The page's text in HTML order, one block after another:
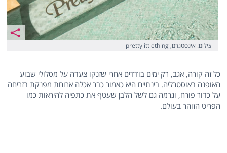
צילום: אינסטגרם, prettylittlething
כל זה קורה, אגב, רק ימים בודדים אחרי שזנקו צעדה על מסלולי שבוע
האופנה באוסטרליה. בינתיים היא כאמור כבר אכלה ארוחת מפנקת בזריחה
על כדור פורח, וגרמה גם לשל הלבן שעטף את כתפיה להיראות כמו
הפריט הזוהר בעולם.